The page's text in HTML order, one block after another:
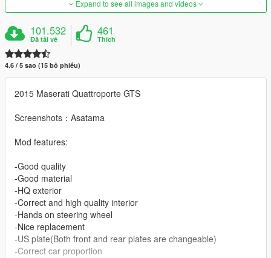
Expand to see all images and videos
101.532
Đã tải về
461
Thích
4.6 / 5 sao (15 bỏ phiếu)
2015 Maserati Quattroporte GTS
Screenshots：Asatama
Mod features:
-Good quality
-Good material
-HQ exterior
-Correct and high quality interior
-Hands on steering wheel
-Nice replacement
-US plate(Both front and rear plates are changeable)
-Correct car proportion